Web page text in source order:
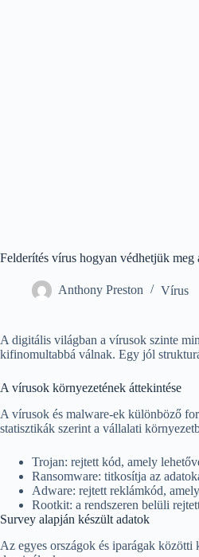
Felderítés vírus hogyan védhetjük
Anthony Preston Vírus
A digitális világban a vírusok szinte
kifinomultabbá válnak. Egy jól
A vírusok környezetének áttekintése
A vírusok és malware-ek különböző
statisztikák szerint a vállalati
Trojan: rejtett kód, amely
Ransomware: titkosítja az
Adware: rejtett reklámkód,
Rootkit: a rendszeren belüli
Survey alapján készült adatok
Az egyes országok és iparágak